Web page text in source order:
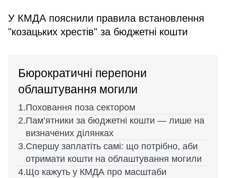
У КМДА пояснили правила встановлення
"козацьких хрестів" за бюджетні кошти
Бюрократичні перепони
облаштування могили
Поховання поза сектором
Пам’ятники за бюджетні кошти — лише на
визначених ділянках
Спершу заплатіть самі: що потрібно, аби
отримати кошти на облаштування могили
Що кажуть у КМДА про масштаби